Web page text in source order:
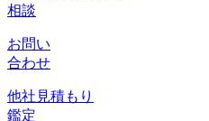
相談
お問い
合わせ
他社見積もり
鑑定